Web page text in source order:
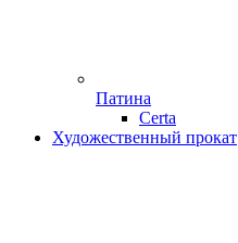
Патина
Certa
Художественный прокат